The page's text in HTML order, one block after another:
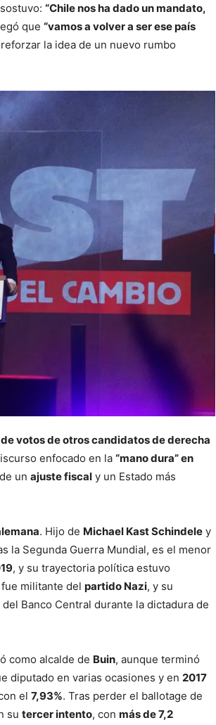
“Chile nos ha dado un mandato,
que “vamos a volver a ser ese país
la idea de un nuevo rumbo
votos de otros candidatos de derecha
enfocado en la “mano dura” en
un ajuste fiscal y un Estado más
. Hijo de Michael Kast Schindele y
la Segunda Guerra Mundial, es el menor
, y su trayectoria política estuvo
militante del partido Nazi, y su
Banco Central durante la dictadura de
como alcalde de Buin, aunque terminó
diputado en varias ocasiones y en 2017
el 7,93%. Tras perder el ballotage de
su tercer intento, con más de 7,2